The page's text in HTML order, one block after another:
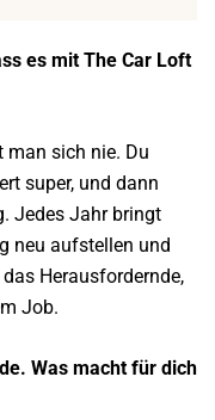
es mit The Car Loft
man sich nie. Du
super, und dann
Jedes Jahr bringt
neu aufstellen und
Herausfordernde,
Job.
Was macht für dich